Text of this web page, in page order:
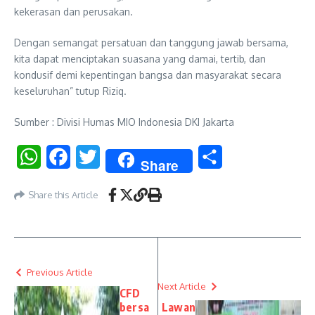
kekerasan dan perusakan.
Dengan semangat persatuan dan tanggung jawab bersama,
kita dapat menciptakan suasana yang damai, tertib, dan
kondusif demi kepentingan bangsa dan masyarakat secara
keseluruhan” tutup Riziq.
Sumber : Divisi Humas MIO Indonesia DKI Jakarta
WhatsAppFacebookTwitter Share
Share this Article
Previous Article
CFD
bersa
Next Article
Lawan